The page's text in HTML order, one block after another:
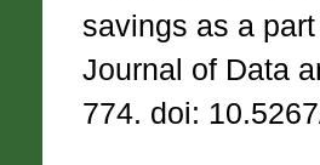
savings as a
Journal of Data
774. doi: